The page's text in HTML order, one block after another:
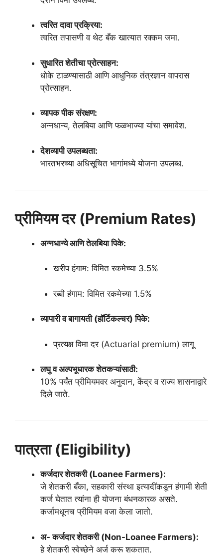
त्वरित दावा प्रक्रिया:
त्वरित तपासणी व थेट बँक खात्यात रक्कम जमा.
सुधारित शेतीचा प्रोत्साहन:
धोके टाळण्यासाठी आणि आधुनिक तंत्रज्ञान वापरास
प्रोत्साहन.
व्यापक पीक संरक्षण:
अन्नधान्य, तेलबिया आणि फळभाज्या यांचा समावेश.
देशव्यापी उपलब्धता:
भारतभरच्या अधिसूचित भागांमध्ये योजना उपलब्ध.
प्रीमियम दर (Premium Rates)
अन्नधान्ये आणि तेलबिया पिके:
खरीप हंगाम: विमित रकमेच्या 3.5%
रब्बी हंगाम: विमित रकमेच्या 1.5%
व्यापारी व बागायती (हॉर्टिकल्चर) पिके:
प्रत्यक्ष विमा दर (Actuarial premium) लागू
लघु व अल्पभूधारक शेतकऱ्यांसाठी:
10% पर्यंत प्रीमियमवर अनुदान, केंद्र व राज्य शासनाद्वारे
दिले जाते.
पात्रता (Eligibility)
कर्जदार शेतकरी (Loanee Farmers):
जे शेतकरी बँका, सहकारी संस्था इत्यादींकडून हंगामी शेती
कर्ज घेतात त्यांना ही योजना बंधनकारक असते.
कर्जामधूनच प्रीमियम वजा केला जातो.
अ- कर्जदार शेतकरी (Non-Loanee Farmers):
हे शेतकरी स्वेच्छेने अर्ज करू शकतात.